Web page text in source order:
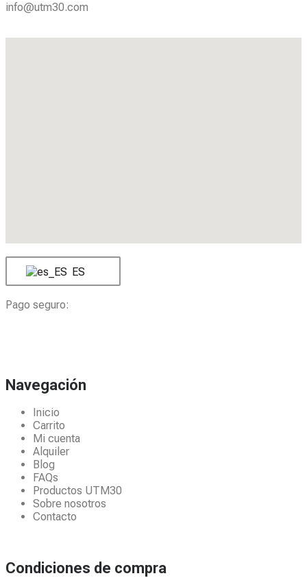
info@utm30.com
ES
Pago seguro:
Navegación
Inicio
Carrito
Mi cuenta
Alquiler
Blog
FAQs
Productos UTM30
Sobre nosotros
Contacto
Condiciones de compra